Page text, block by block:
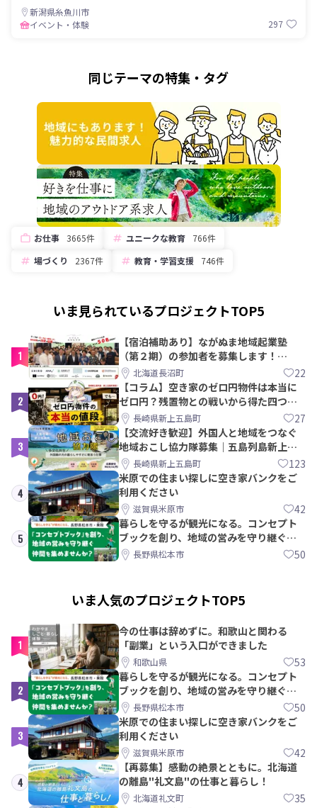
新潟県糸魚川市
イベント・体験
297
同じテーマの特集・タグ
お仕事 3665件 ユニークな教育
766件
場づくり
2367件 教育・学習支援 746件
いま見られているプロジェクトTOP5
1
【宿泊補助あり】ながぬま地域起業塾
（第２期）の参加者を募集します！
【8/21〆】
北海道長沼町 22
2
【コラム】空き家のゼロ円物件は本当に
ゼロ円？残置物との戦いから得た四つの
教訓｜新上五島町
長崎県新上五島町 27
3
【交流好き歓迎】外国人と地域をつなぐ
地域おこし協力隊募集｜五島列島新上五
島町長崎県新上五島町 123
4
米原での住まい探しに空き家バンクをご
利用ください
滋賀県米原市 42
5
暮らしを守るが観光になる。コンセプト
ブックを創り、地域の営みを守り継ぐ仲
間を集めませんか？
長野県松本市 50
いま人気のプロジェクトTOP5
1
今の仕事は辞めずに。和歌山と関わる
「副業」という入口ができました
和歌山県 53
2
暮らしを守るが観光になる。コンセプト
ブックを創り、地域の営みを守り継ぐ仲
間を集めませんか？
長野県松本市 50
3
米原での住まい探しに空き家バンクをご
利用ください
滋賀県米原市 42
4
【再募集】感動の絶景とともに。北海道
の離島"礼文島"の仕事と暮らし！
北海道礼文町
35